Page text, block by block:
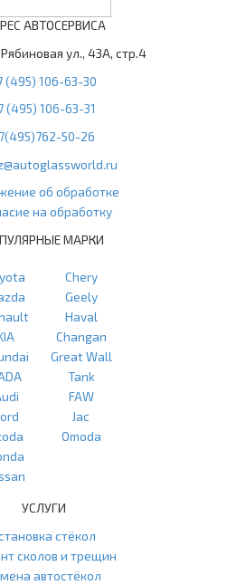
АВТОСЕРВИСА
ул., 43А, стр.4
(495) 106-63-30
(495) 106-63-31
50-26
об обработке
на обработку
МАРКИ
Chery
Geely
Haval
Changan
Great Wall
Tank
FAW
Jac
Omoda
УСЛУГИ
стёкол
сколов и трещин
автостёкол